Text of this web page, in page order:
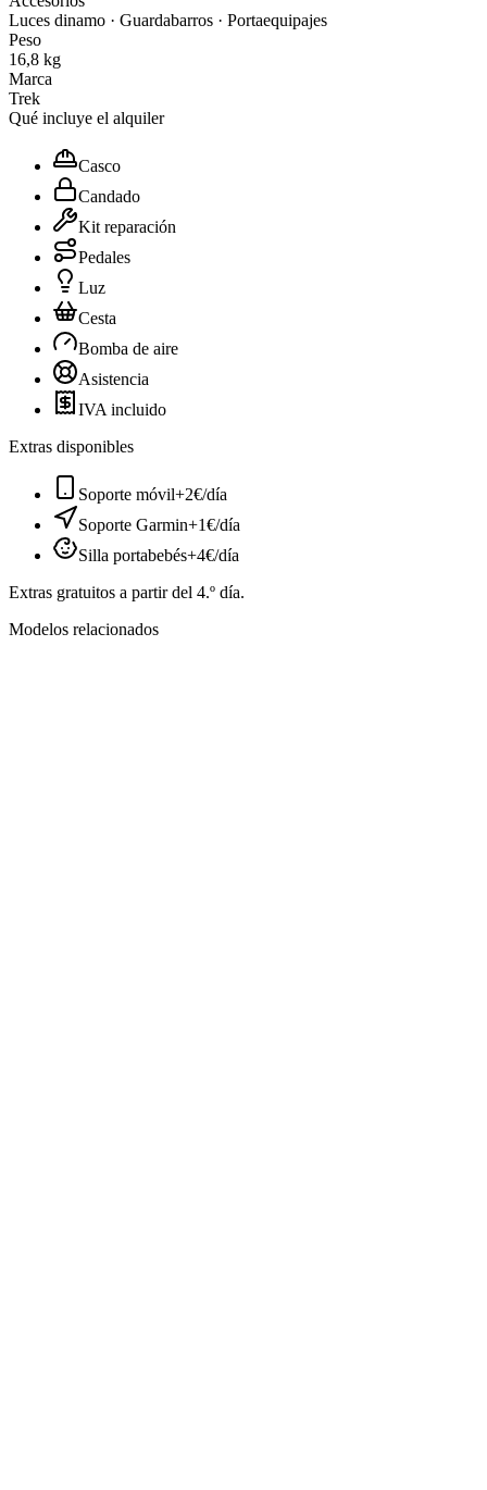
Luces dinamo · Guardabarros · Portaequipajes
Peso
16,8 kg
Marca
Trek
Qué incluye el alquiler
Casco
Candado
Kit reparación
Pedales
Luz
Cesta
Bomba de aire
Asistencia
IVA incluido
Extras disponibles
Soporte móvil+2€/día
Soporte Garmin+1€/día
Silla portabebés+4€/día
Extras gratuitos a partir del 4.º día.
Modelos relacionados